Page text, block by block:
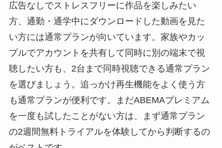
広告なしでストレスフリーに作品を楽しみたい
方、通勤・通学中にダウンロードした動画を見た
い方には通常プランが向いています。家族やカッ
プルでアカウントを共有して同時に別の端末で視
聴したい方も、2台まで同時視聴できる通常プラン
を選びましょう。追っかけ再生機能をよく使う方
も通常プランが便利です。まだABEMAプレミアム
を一度も試したことがない方は、まず通常プラン
の2週間無料トライアルを体験してから判断するの